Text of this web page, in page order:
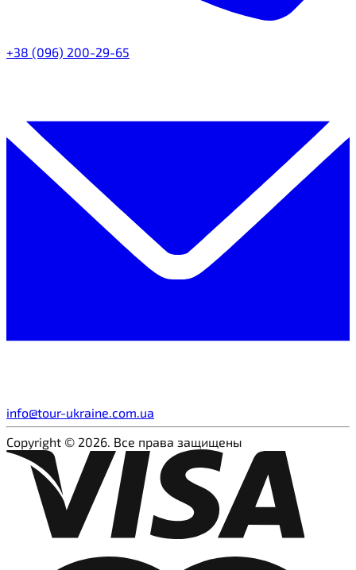
+38 (096) 200-29-65
info@tour-ukraine.com.ua
Copyright © 2026. Все права защищены